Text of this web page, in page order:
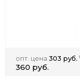
опт. цена 303 руб.
360 руб.